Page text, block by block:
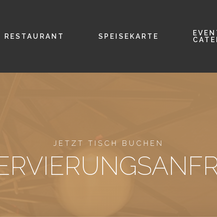
RESTAURANT SPEISEKARTE
JETZT TISCH BUCHEN